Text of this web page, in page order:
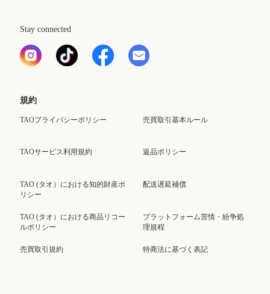
Stay connected
規約
TAOプライバシーポリシー
TAOサービス利用規約
TAO (タオ）における知的財産ポ
リシー
TAO (タオ）における商品リコー
ルポリシー
売買取引規約
売買取引基本ルール
返品ポリシー
配送遅延補償
プラットフォーム苦情・紛争処
理規程
特商法に基づく表記